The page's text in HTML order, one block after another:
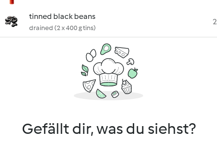
tinned black beans
drained (2 x 400 g tins)
2
Gefällt dir, was du siehst?